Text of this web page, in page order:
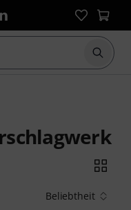
Suche
Beliebtheit